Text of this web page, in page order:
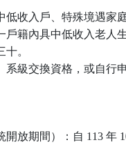
低收入戶、特殊境遇家
戶籍內具中低收入老人
。
系級交換資格，或自行
放期間）：自 113 年